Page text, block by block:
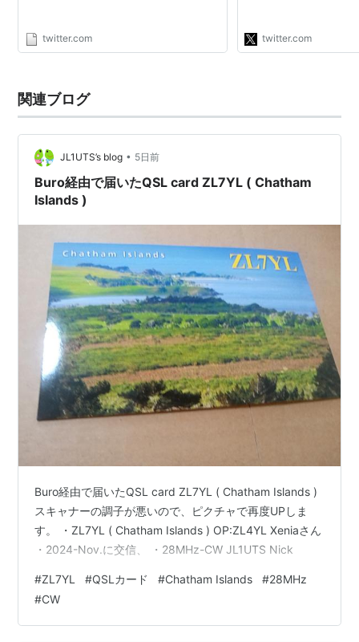
twitter.com twitter.com
関連ブログ
JL1UTS’s blog • 5日前
Buro経由で届いたQSL card ZL7YL ( Chatham
Islands )
Buro経由で届いたQSL card ZL7YL ( Chatham Islands )
スキャナーの調子が悪いので、ピクチャで再度UPしま
す。 ・ZL7YL ( Chatham Islands ) OP:ZL4YL Xeniaさん
・2024-Nov.に交信、 ・28MHz-CW JL1UTS Nick
#ZL7YL #QSLカード #Chatham Islands #28MHz
#CW